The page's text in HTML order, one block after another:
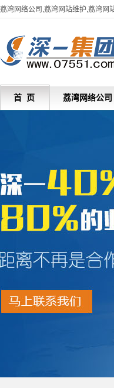
荔湾网络公司,荔湾网站维护,荔湾网
首 页 荔湾网络公司